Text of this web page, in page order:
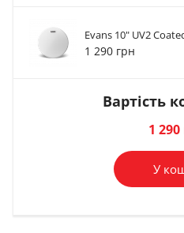
Кікпед, демпфер
Evans ERFUSION...
Ключі для
Evans
Evans 10" UV2
1 290 грн
Вартість
1
У